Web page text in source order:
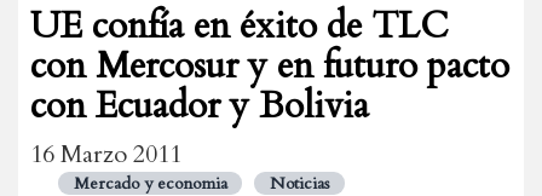
UE confía en éxito de TLC
con Mercosur y en futuro pacto
con Ecuador y Bolivia
16 Marzo 2011
Mercado y economia Noticias